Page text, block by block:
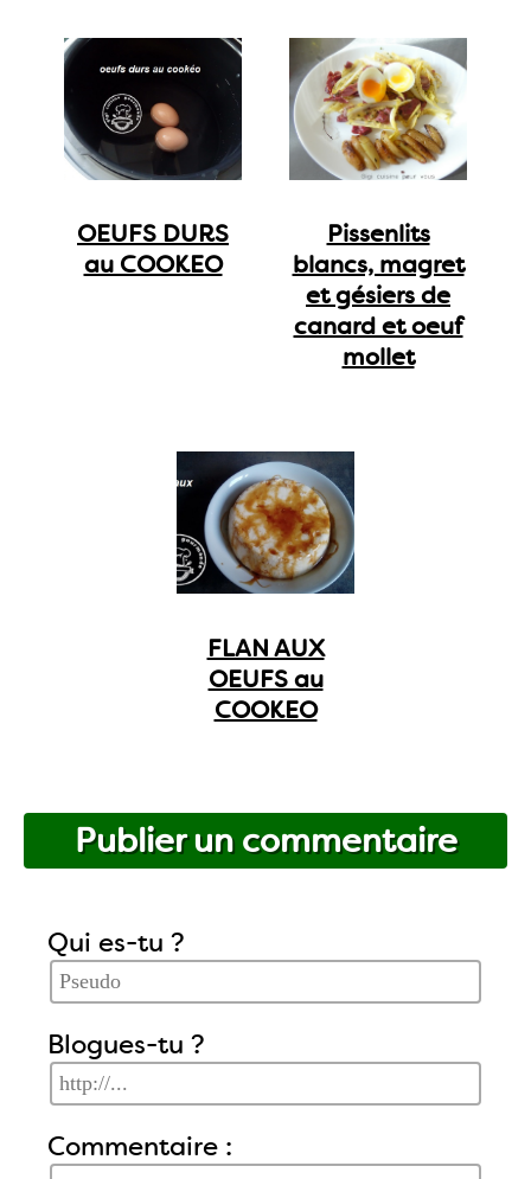
OEUFS DURS
au COOKEO
Pissenlits
blancs, magret
et gésiers de
canard et oeuf
mollet
FLAN AUX
OEUFS au
COOKEO
Publier un commentaire
Qui es-tu ?
Blogues-tu ?
Commentaire :